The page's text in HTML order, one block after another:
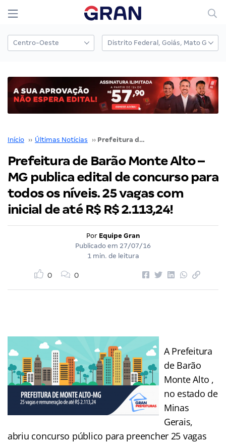
Início ›› Últimas Notícias ›› Prefeitura de Barão Monte Alto – MG publica edital de concurso para todos os níveis. 25 vagas com inicial de até R$ R$ 2.113,24!
Prefeitura de Barão Monte Alto –
MG publica edital de concurso para
todos os níveis. 25 vagas com
inicial de até R$ R$ 2.113,24!
Por Equipe Gran
Publicado em 27/07/16
1 min. de leitura
0 0
A Prefeitura
de Barão
Monte Alto ,
no estado de
Minas
Gerais,
abriu concurso público para preencher 25 vagas